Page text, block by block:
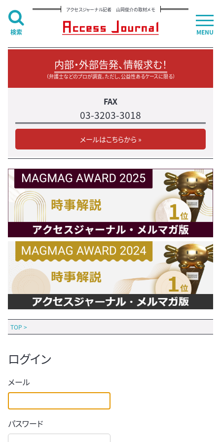
アクセスジャーナル記者 山岡俊介の取材メモ
内部・外部告発、情報求む！
（弁護士などのプロが調査。ただし、公益性あるケースに限る）
FAX
03-3203-3018
メールはこちらから »
TOP >
ログイン
メール
パスワード
MENU
検索